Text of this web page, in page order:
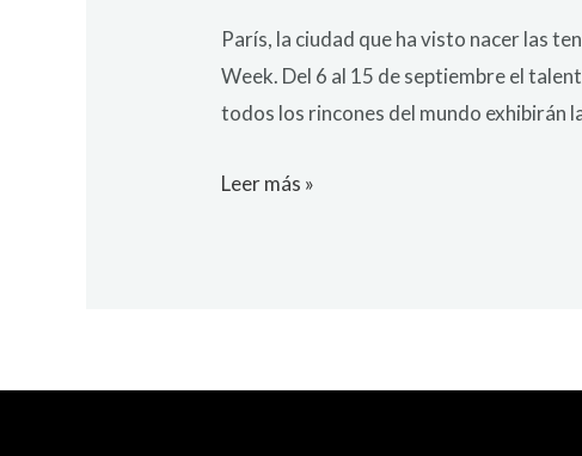
París, la ciudad que ha visto nacer las
Week. Del 6 al 15 de septiembre el
todos los rincones del mundo exhibirán
Leer más »